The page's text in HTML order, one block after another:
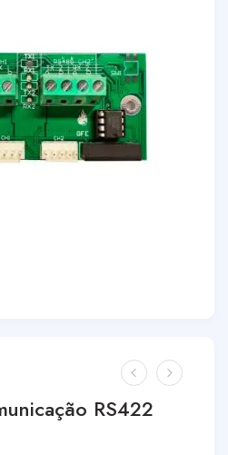
RS422